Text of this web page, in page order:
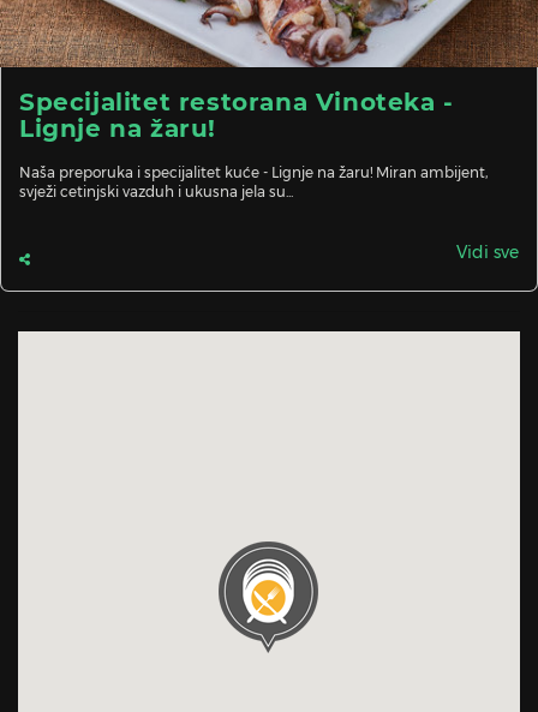
Specijalitet restorana Vinoteka -
Lignje na žaru!
Naša preporuka i specijalitet kuće - Lignje na žaru! Miran ambijent,
svježi cetinjski vazduh i ukusna jela su...
Vidi sve